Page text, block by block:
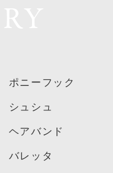
ポニーフック
シュシュ
ヘアバンド
バレッタ